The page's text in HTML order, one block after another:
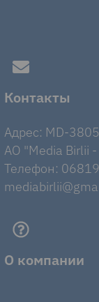
Контакты
Адрес: MD-
AO "Media Birlii
Телефон:
О компании